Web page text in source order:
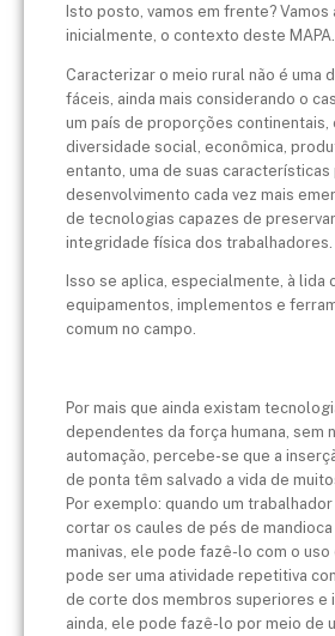
Isto posto, vamos em frente? Vamos
inicialmente, o contexto deste MAPA.
Caracterizar o meio rural não é uma
fáceis, ainda mais considerando o
um país de proporções continentais,
diversidade social, econômica,
entanto, uma de suas
desenvolvimento cada vez mais
de tecnologias capazes de
integridade física dos trabalhadores.
Isso se aplica, especialmente, à lida
equipamentos, implementos e
comum no campo.
Por mais que ainda existam
dependentes da força humana, sem
automação, percebe-se que a
de ponta têm salvado a vida de
Por exemplo: quando um
cortar os caules de pés de
manivas, ele pode fazê-lo com o uso
pode ser uma atividade repetitiva
de corte dos membros superiores e
ainda, ele pode fazê-lo por meio de